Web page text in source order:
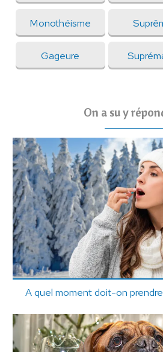
Monothéisme
Gageure
On a su y
A quel moment doit-on